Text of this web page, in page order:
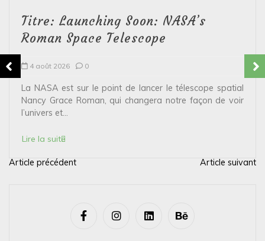
Titre: Launching Soon: NASA’s
Roman Space Telescope
4 août 2026 0
La NASA est sur le point de lancer le télescope spatial
Nancy Grace Roman, qui changera notre façon de voir
l’univers et...
Lire la suite
N
Article précédent Article suivant